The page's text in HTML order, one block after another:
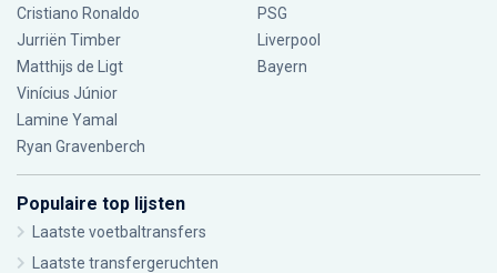
Cristiano Ronaldo
Jurriën Timber
Matthijs de Ligt
Vinícius Júnior
Lamine Yamal
Ryan Gravenberch
PSG
Liverpool
Bayern
Populaire top lijsten
Laatste voetbaltransfers
Laatste transfergeruchten